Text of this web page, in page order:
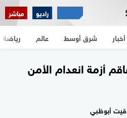
راديو مباشر
أخبار شرق أوسط عالم رياضة
أزمة انعدام الأمن